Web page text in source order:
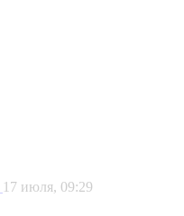
17 июля, 09:29